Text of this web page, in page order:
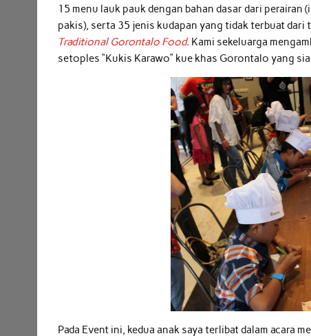
15 menu lauk pauk dengan bahan dasar dari
pakis), serta 35 jenis kudapan yang tidak terbuat
Traditional Gorontalo Food. Kami sekeluarga
setoples “Kukis Karawo” kue khas Gorontalo yang
Pada Event ini, kedua anak saya terlibat dalam acara